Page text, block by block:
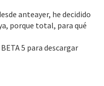
anteayer, he decidido
porque total, para qué
5 para descargar